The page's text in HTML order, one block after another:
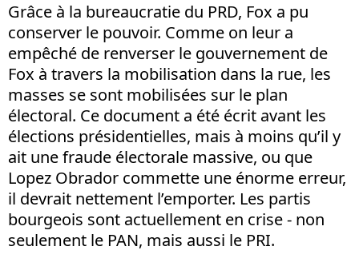
Grâce à la bureaucratie du PRD, Fox a pu
conserver le pouvoir. Comme on leur a
empêché de renverser le gouvernement de
Fox à travers la mobilisation dans la rue, les
masses se sont mobilisées sur le plan
électoral. Ce document a été écrit avant les
élections présidentielles, mais à moins qu’il y
ait une fraude électorale massive, ou que
Lopez Obrador commette une énorme erreur,
il devrait nettement l’emporter. Les partis
bourgeois sont actuellement en crise - non
seulement le PAN, mais aussi le PRI.